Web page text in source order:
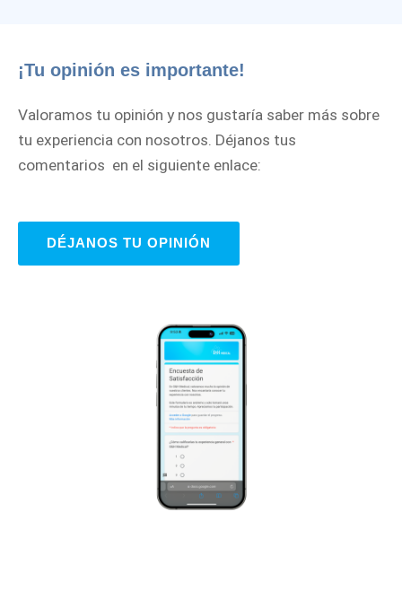
¡Tu opinión es importante!
Valoramos tu opinión y nos gustaría saber más sobre
tu experiencia con nosotros. Déjanos tus
comentarios en el siguiente enlace:
DÉJANOS TU OPINIÓN